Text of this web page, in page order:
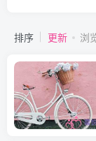
排序 更新 浏